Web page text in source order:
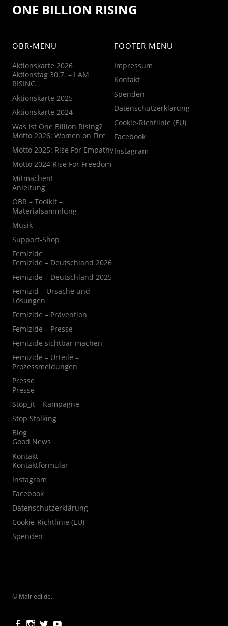
ONE BILLION RISING
OBR-MENU
Aktionskarte 2026
Aktionstag 30.7. – I AM
RISING
Aktionskarte 2025
Aktionskarte 2024
Was ist One Billion Rising?
Motto 2026: Women on Fire
Motto 2025: Rise For Empathy
Motto 2024 Rise For Freedom
Mitmachen!
Anleitung
OBR – Toolkit –
Materialsammlung
Musik
Support-Shop
Femizide
Femizide – Deutschland 2026
Femizide – Deutschland 2025
Femizid – Ursache und
Lösungen
Femizide – Prävention
Femizide – Presse
Femizide sichtbar machen
Femizide – Urteile –
Prozessmeldungen
Presse
Presse
Stop_it – Kampagne
Stop Stalking
Blog
Good News
Kontakt
Kontaktformular
Instagram
Facebook
Datenschutzerklärung
Cookie-Richtlinie (EU)
Spenden
FOOTER MENU
Impressum
Kontakt
Spenden
Datenschutzerklärung
Cookie-Richtlinie (EU)
Facebook
Instagram
© Mairiedl.de